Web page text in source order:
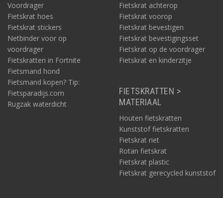
Voordrager
Fietskrat hoes
Fietskrat stickers
Netbinder voor op
voordrager
Fietskratten in Fortnite
Fietsmand hond
Fietsmand kopen? Tip:
Fietsparadijs.com
Rugzak waterdicht
Fietskrat achterop
Fietskrat voorop
Fietskrat bevestigen
Fietskrat bevestigingsset
Fietskrat op de voordrager
Fietskrat en kinderzitje
FIETSKRATTEN >
MATERIAAL
Houten fietskratten
Kunststof fietskratten
Fietskrat riet
Rotan fietskrat
Fietskrat plastic
Fietskrat gerecycled kunststof